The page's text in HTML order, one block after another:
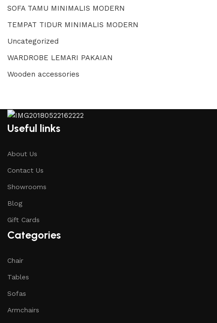
SOFA TAMU MINIMALIS MODERN
TEMPAT TIDUR MINIMALIS MODERN
Uncategorized
WARDROBE LEMARI PAKAIAN
Wooden accessories
Useful links
About Us
Contact Us
Showrooms
Blog
Gift Cards
Categories
Chair
Tables
Sofas
Armchairs